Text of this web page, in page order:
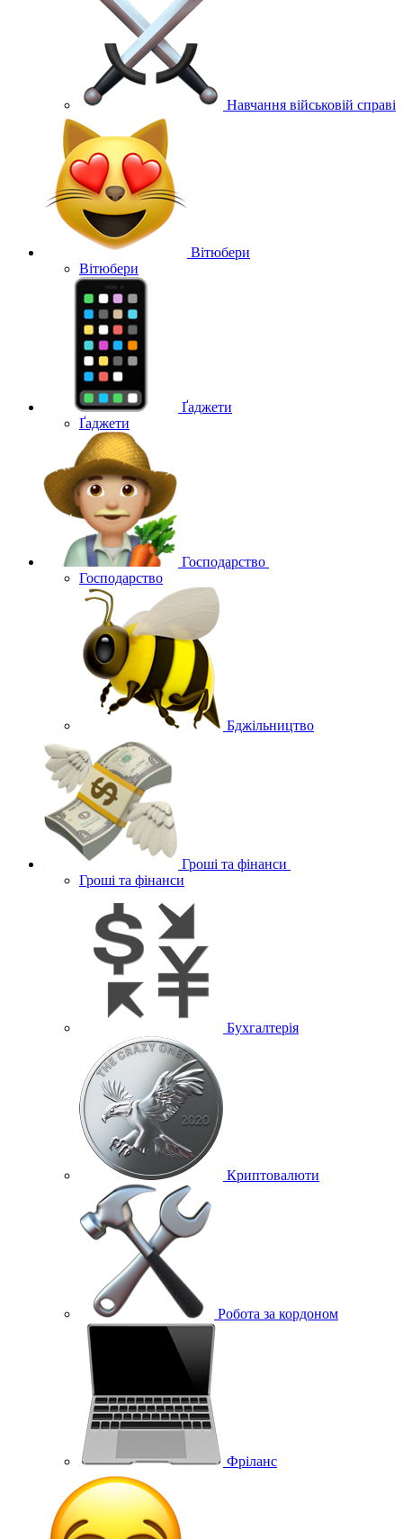
Навчання військовій справі
Вітюбери
Вітюбери
Ґаджети
Ґаджети
Господарство
Господарство
Бджільництво
Гроші та фінанси
Гроші та фінанси
Бухгалтерія
Криптовалюти
Робота за кордоном
Фріланс